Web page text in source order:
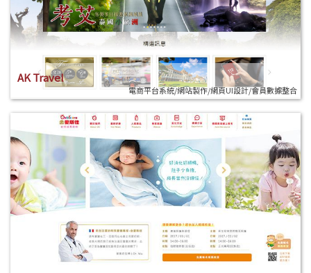
AK Travel
電商平台系統/網站製作/網頁UI設計/會員數據整合